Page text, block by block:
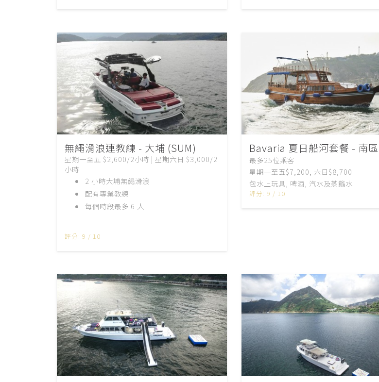
無繩滑浪連教練 - 大埔 (SUM)
星期一至五 $2,600/2小時 | 星期六日 $3,000/2
小時
2 小時大埔無繩滑浪
配有專業教練
每個時段最多 6 人
評分: 9 / 10
Bavaria 夏日船河套餐 - 南區
最多25位乘客
星期一至五$7,200, 六日$8,700
包水上玩具, 啤酒, 汽水及蒸餾水
評分: 9 / 10